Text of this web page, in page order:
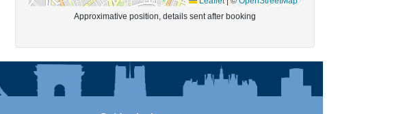
Approximative position, details sent after booking